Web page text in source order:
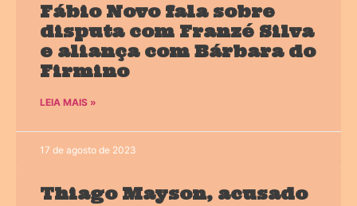
Fábio Novo fala sobre
disputa com Franzé Silva
e aliança com Bárbara do
Firmino
LEIA MAIS »
17 de agosto de 2023
Thiago Mayson, acusado